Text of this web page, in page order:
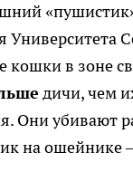
в зоне
дичи, чем
Они убивают
на